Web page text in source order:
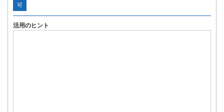
可
活用のヒント